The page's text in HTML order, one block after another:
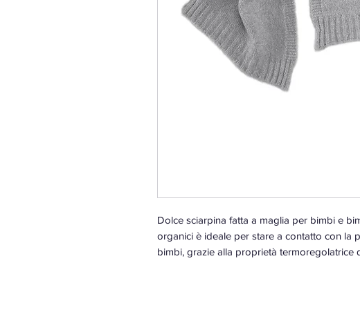
Dolce sciarpina fatta a maglia per bimbi e
organici è ideale per stare a contatto con la
bimbi, grazie alla proprietà termoregolatrice